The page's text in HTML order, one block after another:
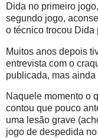
Dida no primeiro
segundo jogo,
o técnico trocou Dida
Muitos anos depois
entrevista com o
publicada, mas
Naquele momento o
contou que pouco
uma lesão grave
jogo de despedida